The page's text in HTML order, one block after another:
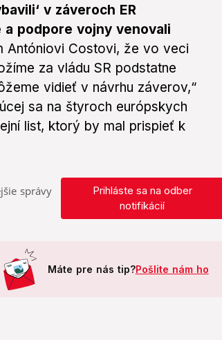
v záveroch ER
podpore vojny venovali
Antóniovi Costovi, že vo veci
za vládu SR podstatne
vidieť v návrhu záverov,“
sa na štyroch európskych
list, ktorý by mal prispieť k
správy
Prihláste sa na odber
notifikácií
Máte pre nás tip?Pošlite nám ho